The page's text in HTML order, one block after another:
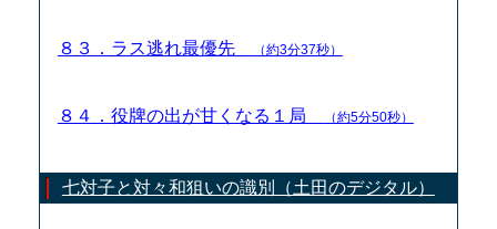
８３．ラス逃れ最優先 （約3分37秒）
８４．役牌の出が甘くなる１局 （約5分50秒）
七対子と対々和狙いの識別（土田のデジタル）